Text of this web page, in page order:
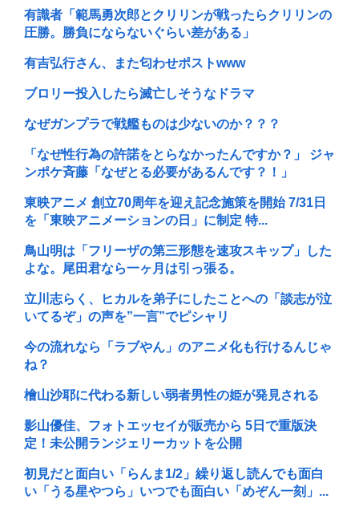
有識者「範馬勇次郎とクリリンが戦ったらクリリンの
圧勝。勝負にならないぐらい差がある」
有吉弘行さん、また匂わせポストwww
ブロリー投入したら滅亡しそうなドラマ
なぜガンプラで戦艦ものは少ないのか？？？
「なぜ性行為の許諾をとらなかったんですか？」 ジャ
ンポケ斉藤「なぜとる必要があるんです？！」
東映アニメ 創立70周年を迎え記念施策を開始 7/31日
を「東映アニメーションの日」に制定 特...
鳥山明は「フリーザの第三形態を速攻スキップ」した
よな。尾田君なら一ヶ月は引っ張る。
立川志らく、ヒカルを弟子にしたことへの「談志が泣
いてるぞ」の声を”一言”でピシャリ
今の流れなら「ラブやん」のアニメ化も行けるんじゃ
ね？
檜山沙耶に代わる新しい弱者男性の姫が発見される
影山優佳、フォトエッセイが販売から 5日で重版決
定！未公開ランジェリーカットを公開
初見だと面白い「らんま1/2」繰り返し読んでも面白
い「うる星やつら」いつでも面白い「めぞん一刻」...